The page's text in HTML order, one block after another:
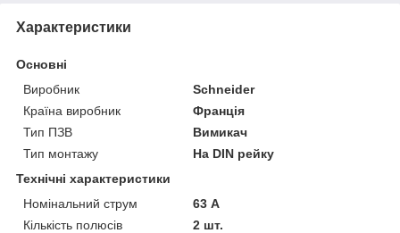
Характеристики
Основні
Виробник
Schneider
Країна виробник
Франція
Тип ПЗВ
Вимикач
Тип монтажу
На DIN рейку
Технічні характеристики
Номінальний струм
63 А
Кількість полюсів
2 шт.